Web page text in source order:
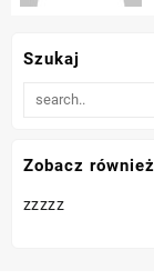
Szukaj
Zobacz również
zzzzz